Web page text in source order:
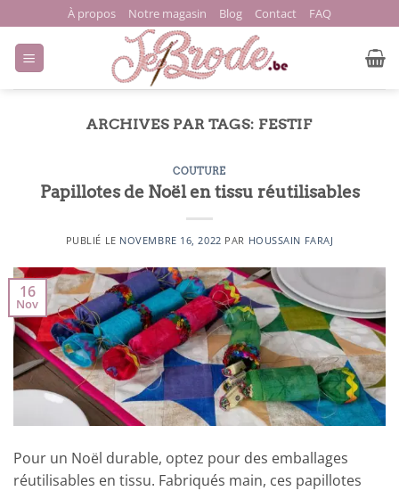
au
contenu
À propos Notre magasin Blog Contact FAQ
ARCHIVES PAR TAGS: FESTIF
COUTURE
Papillotes de Noël en tissu réutilisables
PUBLIÉ LE NOVEMBRE 16, 2022 PAR HOUSSAIN FARAJ
16
Nov
Pour un Noël durable, optez pour des emballages
réutilisables en tissu. Fabriqués main, ces papillotes